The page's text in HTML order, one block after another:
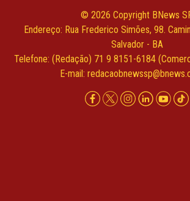
© 2026 Copyright BNews
Endereço: Rua Frederico Simões, 98.
Salvador - BA
Telefone: (Redação) 71 9 8151-6184
E-mail: